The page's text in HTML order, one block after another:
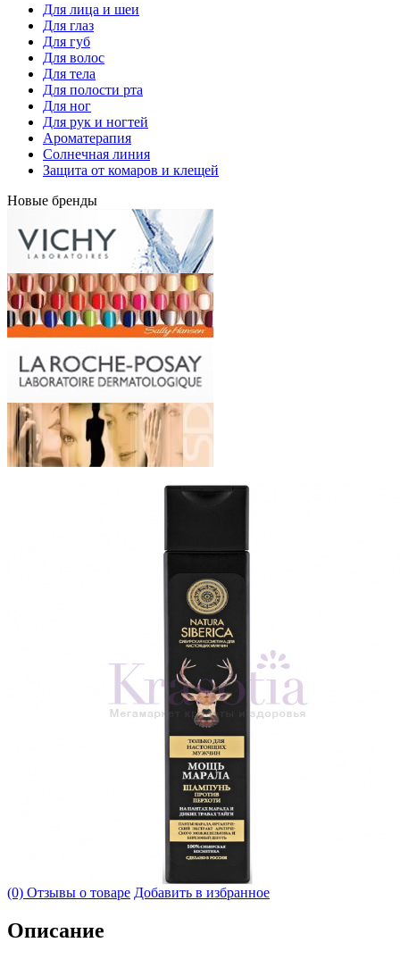
Для лица и шеи
Для глаз
Для губ
Для волос
Для тела
Для полости рта
Для ног
Для рук и ногтей
Ароматерапия
Солнечная линия
Защита от комаров и клещей
Новые бренды
(0) Отзывы о товаре Добавить в избранное
Описание